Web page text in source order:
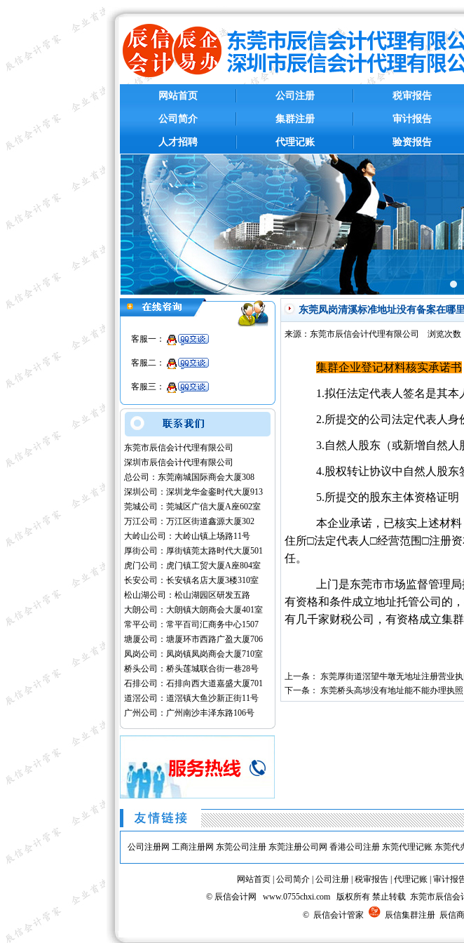
网站首页
公司简介
人才招聘
公司注册
集群注册
代理记账
税审报告
审计报告
验资报告
1
客服一：
客服二：
客服三：
东莞市辰信会计代理有限公司
深圳市辰信会计代理有限公司
总公司：东莞南城国际商会大厦308
深圳公司：深圳龙华金銮时代大厦913
莞城公司：莞城区广信大厦A座602室
万江公司：万江区街道鑫源大厦302
大岭山公司：大岭山镇上场路11号
厚街公司：厚街镇莞太路时代大厦501
虎门公司：虎门镇工贸大厦A座804室
长安公司：长安镇名店大厦3楼310室
松山湖公司：松山湖园区研发五路
大朗公司：大朗镇大朗商会大厦401室
常平公司：常平百司汇商务中心1507
塘厦公司：塘厦环市西路广盈大厦706
凤岗公司：凤岗镇凤岗商会大厦710室
桥头公司：桥头莲城联合街一巷28号
石排公司：石排向西大道嘉盛大厦701
道滘公司：道滘镇大鱼沙新正街11号
广州公司：广州南沙丰泽东路106号
东莞凤岗清溪标准地址没有备案在哪
来源：东莞市辰信会计代理有限公司 浏览次数
集群企业登记材料核实承诺书
1.拟任法定代表人签名是其本
2.所提交的公司法定代表人身
3.自然人股东（或新增自然人
4.股权转让协议中自然人股东
5.所提交的股东主体资格证明
本企业承诺，已核实上述材
住所□法定代表人□经营范围□注册
任。
上门是东莞市市场监督管理
有资格和条件成立地址托管公司的
有几千家财税公司，有资格成立集群
上一条： 东莞厚街道滘望牛墩无地址注册营业
下一条： 东莞桥头高埗没有地址能不能办理执照
公司注册网 工商注册网 东莞公司注册 东莞注册公司网 香港公司注册 东莞代理记账 东莞代
网站首页 公司简介 公司注册 税审报告 代理记账 审计报
© 辰信会计网 www.0755chxi.com 版权所有 禁止转载 东莞市辰信
© 辰信会计管家
辰信集群注册 辰信